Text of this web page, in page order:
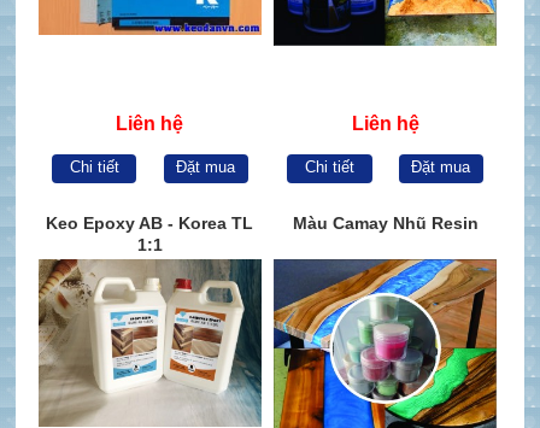
Liên hệ
Chi tiết Đặt mua
Liên hệ
Chi tiết Đặt mua
Keo Epoxy AB - Korea TL
1:1
Màu Camay Nhũ Resin